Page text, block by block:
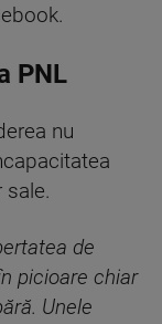
PNL
nu
sale.
de
picioare chiar
Unele